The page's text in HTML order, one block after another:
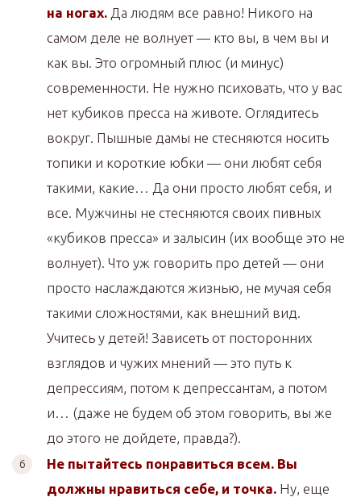
на ногах. Да людям все равно! Никого на
самом деле не волнует — кто вы, в чем вы и
как вы. Это огромный плюс (и минус)
современности. Не нужно психовать, что у вас
нет кубиков пресса на животе. Оглядитесь
вокруг. Пышные дамы не стесняются носить
топики и короткие юбки — они любят себя
такими, какие… Да они просто любят себя, и
все. Мужчины не стесняются своих пивных
«кубиков пресса» и залысин (их вообще это не
волнует). Что уж говорить про детей — они
просто наслаждаются жизнью, не мучая себя
такими сложностями, как внешний вид.
Учитесь у детей! Зависеть от посторонних
взглядов и чужих мнений — это путь к
депрессиям, потом к депрессантам, а потом
и… (даже не будем об этом говорить, вы же
до этого не дойдете, правда?).
Не пытайтесь понравиться всем. Вы
должны нравиться себе, и точка. Ну, еще